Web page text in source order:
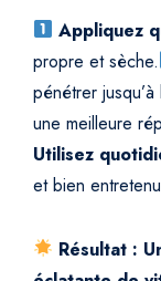
Appliquez
propre et sèche.
pénétrer
une meilleure
Utilisez
et bien
Résultat :